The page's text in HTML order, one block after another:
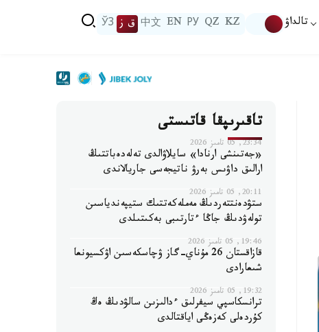
تالداۋ KZ
QZ
РУ
EN
中文 ق ز ЎЗ
تاقىرىپقا قاتىستى
23:34, 05 تامىز 2026
«جەتىنشى ارنادا» سايلاۋالدى تەلەدەباتتىڭ
ارالىق داۋىس بەرۋ ناتيجەسى جاريالاندى
20:11, 05 تامىز 2026
ستۋدەنتتەردىڭ مەملەكەتتىك ستيپەندياسىن
تولەۋدىڭ جاڭا ءتارتىبى بەكىتىلدى
19:46, 05 تامىز 2026
قازاقستان 26 مۇناي-گاز ۋچاسكەسىن اۋكسيونعا
شىعارادى
19:32, 05 تامىز 2026
ترانسكاسپي سيفرلىق ءدالىزىن سالۋدىڭ ەڭ
كۇردەلى كەزەڭى اياقتالدى